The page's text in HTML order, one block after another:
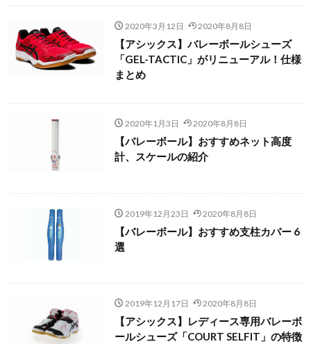
2020年3月12日 2020年8月8日
【アシックス】バレーボールシューズ
「GEL-TACTIC」がリニューアル！仕様
まとめ
2020年1月3日 2020年8月8日
【バレーボール】おすすめネット高度
計、スケールの紹介
2019年12月23日 2020年8月8日
【バレーボール】おすすめ支柱カバー 6
選
2019年12月17日 2020年8月8日
【アシックス】レディース専用バレーボ
ールシューズ「COURT SELFIT」の特徴